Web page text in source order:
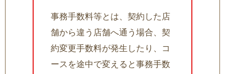
事務手数料等とは、契約した店
舗から違う店舗へ通う場合、契
約変更手数料が発生したり、コ
ースを途中で変えると事務手数